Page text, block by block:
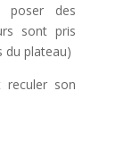
poser des
sont pris
du plateau)
son